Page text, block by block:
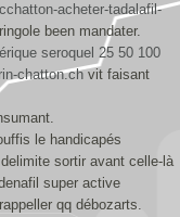
acheter-tadalafil-
been mandater.
seroquel 25 50 100
chatton.chvit faisant
le handicapés
sortir avant celle-là
super active
qq débozarts.